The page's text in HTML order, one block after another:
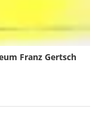
Franz Gertsch